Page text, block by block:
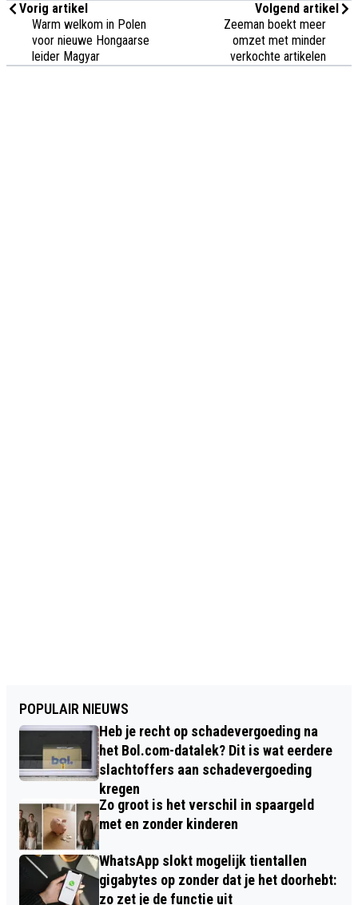
Vorig artikel
Warm welkom in Polen
voor nieuwe Hongaarse
leider Magyar
Volgend artikel
Zeeman boekt meer
omzet met minder
verkochte artikelen
POPULAIR NIEUWS
Heb je recht op schadevergoeding na
het Bol.com-datalek? Dit is wat eerdere
slachtoffers aan schadevergoeding
kregen
Zo groot is het verschil in spaargeld
met en zonder kinderen
WhatsApp slokt mogelijk tientallen
gigabytes op zonder dat je het doorhebt:
zo zet je de functie uit